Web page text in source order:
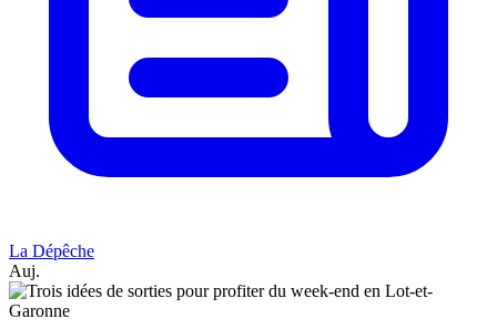
La Dépêche
Auj.